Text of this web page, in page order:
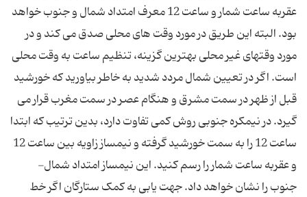
عقربه ساعت شمار و ساعت 12 معرف امتداد شمال و جنوب خواهد
بود. البته این طریق در مورد وقت های محلی صدق می کند و در
مورد وقتهای غیر محلی بهترین گزینه، تنظیم ساعت به وقت محلی
است. اگر در تعیین شمال مردد شدید به خاطر بیاورید که خورشید
قبل از ظهر در سمت مشرق و هنگام عصر در سمت مغرب قرار می
گیرد. در نیمکره جنوبی روش کمی تفاوت دارد، بدین ترتیب که ابتدا
ساعت 12 را به سمت خورشید گرفته و نیمساز زاویه بین ساعت 12
و عقربه ساعت شمار را رسم کنید. این نیمساز امتداد شمال-
جنوب را نشان خواهد داد. جهت یابی به کمک ستارگان اگر خط